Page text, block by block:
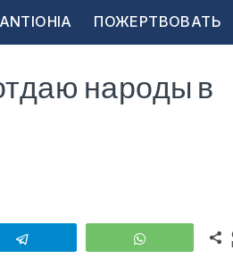
ПОЖЕРТВОВАТЬ
народы в
WhatsApp